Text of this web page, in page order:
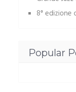
8° edizione
Popular